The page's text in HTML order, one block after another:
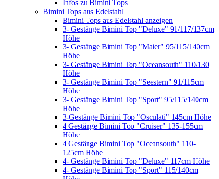
Infos zu Bimini Tops
Bimini Tops aus Edelstahl
Bimini Tops aus Edelstahl anzeigen
3- Gestänge Bimini Top "Deluxe" 91/117/137cm
Höhe
3- Gestänge Bimini Top "Maier" 95/115/140cm
Höhe
3- Gestänge Bimini Top "Oceansouth" 110/130
Höhe
3- Gestänge Bimini Top "Seestern" 91/115cm
Höhe
3- Gestänge Bimini Top "Sport" 95/115/140cm
Höhe
3-Gestänge Bimini Top "Osculati" 145cm Höhe
4 Gestänge Bimini Top "Cruiser" 135-155cm
Höhe
4 Gestänge Bimini Top "Oceansouth" 110-
125cm Höhe
4- Gestänge Bimini Top "Deluxe" 117cm Höhe
4- Gestänge Bimini Top "Sport" 115/140cm